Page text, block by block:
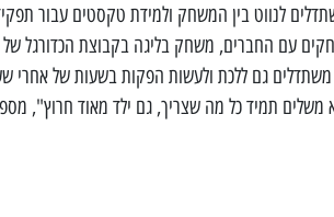
לנווט בין המשחק ולמידת טקסטים עבור
עם החברים, משחק בליגה בקבוצת הכדורגל של
גם ללכת ולעשות הפקות בשעות של אחרי
משלים תמיד כל מה שצריך, גם ילד מאוד חרוץ",